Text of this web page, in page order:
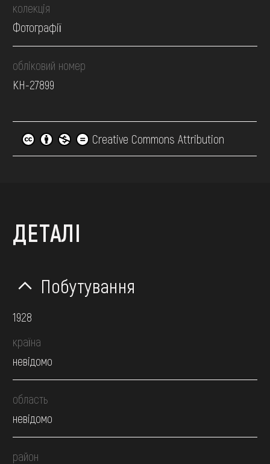
колекція
Фотографії
обліковий номер
КН-27899
Creative Commons Attribution
ДЕТАЛІ
Побутування
1928
країна
невідомо
область
невідомо
район